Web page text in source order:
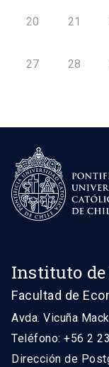
20 21
27 28
Instituto
Facultad de
Avda. Vicuña
Teléfono: +56 2
Dirección de